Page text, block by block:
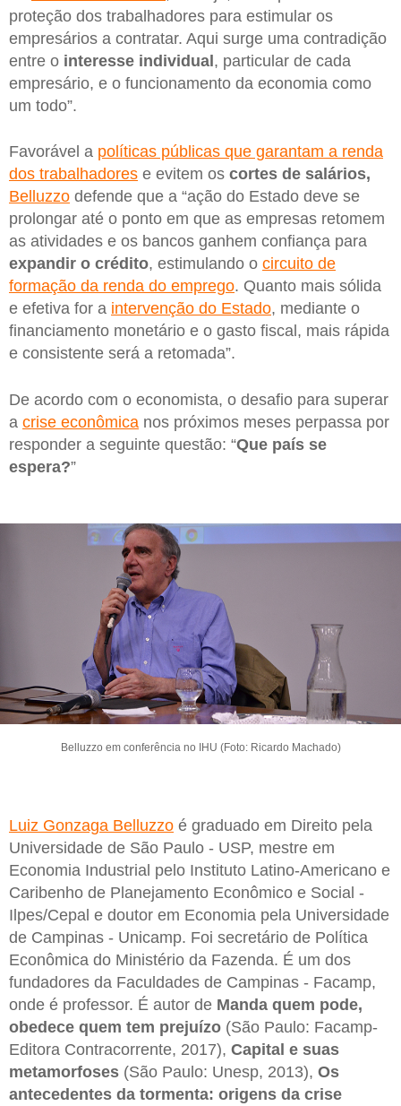
proteção dos trabalhadores para estimular os
empresários a contratar. Aqui surge uma contradição
entre o interesse individual, particular de cada
empresário, e o funcionamento da economia como
um todo”.
Favorável a políticas públicas que garantam a renda
dos trabalhadores e evitem os cortes de salários,
Belluzzo defende que a “ação do Estado deve se
prolongar até o ponto em que as empresas retomem
as atividades e os bancos ganhem confiança para
expandir o crédito, estimulando o circuito de
formação da renda do emprego. Quanto mais sólida
e efetiva for a intervenção do Estado, mediante o
financiamento monetário e o gasto fiscal, mais rápida
e consistente será a retomada”.
De acordo com o economista, o desafio para superar
a crise econômica nos próximos meses perpassa por
responder a seguinte questão: “Que país se
espera?”
Belluzzo em conferência no IHU (Foto: Ricardo Machado)
Luiz Gonzaga Belluzzo é graduado em Direito pela
Universidade de São Paulo - USP, mestre em
Economia Industrial pelo Instituto Latino-Americano e
Caribenho de Planejamento Econômico e Social -
Ilpes/Cepal e doutor em Economia pela Universidade
de Campinas - Unicamp. Foi secretário de Política
Econômica do Ministério da Fazenda. É um dos
fundadores da Faculdades de Campinas - Facamp,
onde é professor. É autor de Manda quem pode,
obedece quem tem prejuízo (São Paulo: Facamp-
Editora Contracorrente, 2017), Capital e suas
metamorfoses (São Paulo: Unesp, 2013), Os
antecedentes da tormenta: origens da crise